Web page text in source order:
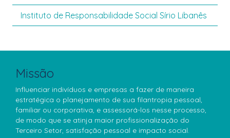
Instituto de Responsabilidade Social Sírio Libanês
Missão
Influenciar indivíduos e empresas a fazer de maneira
estratégica o planejamento de sua filantropia pessoal,
familiar ou corporativa, e assessorá-los nesse processo,
de modo que se atinja maior profissionalização do
Terceiro Setor, satisfação pessoal e impacto social.